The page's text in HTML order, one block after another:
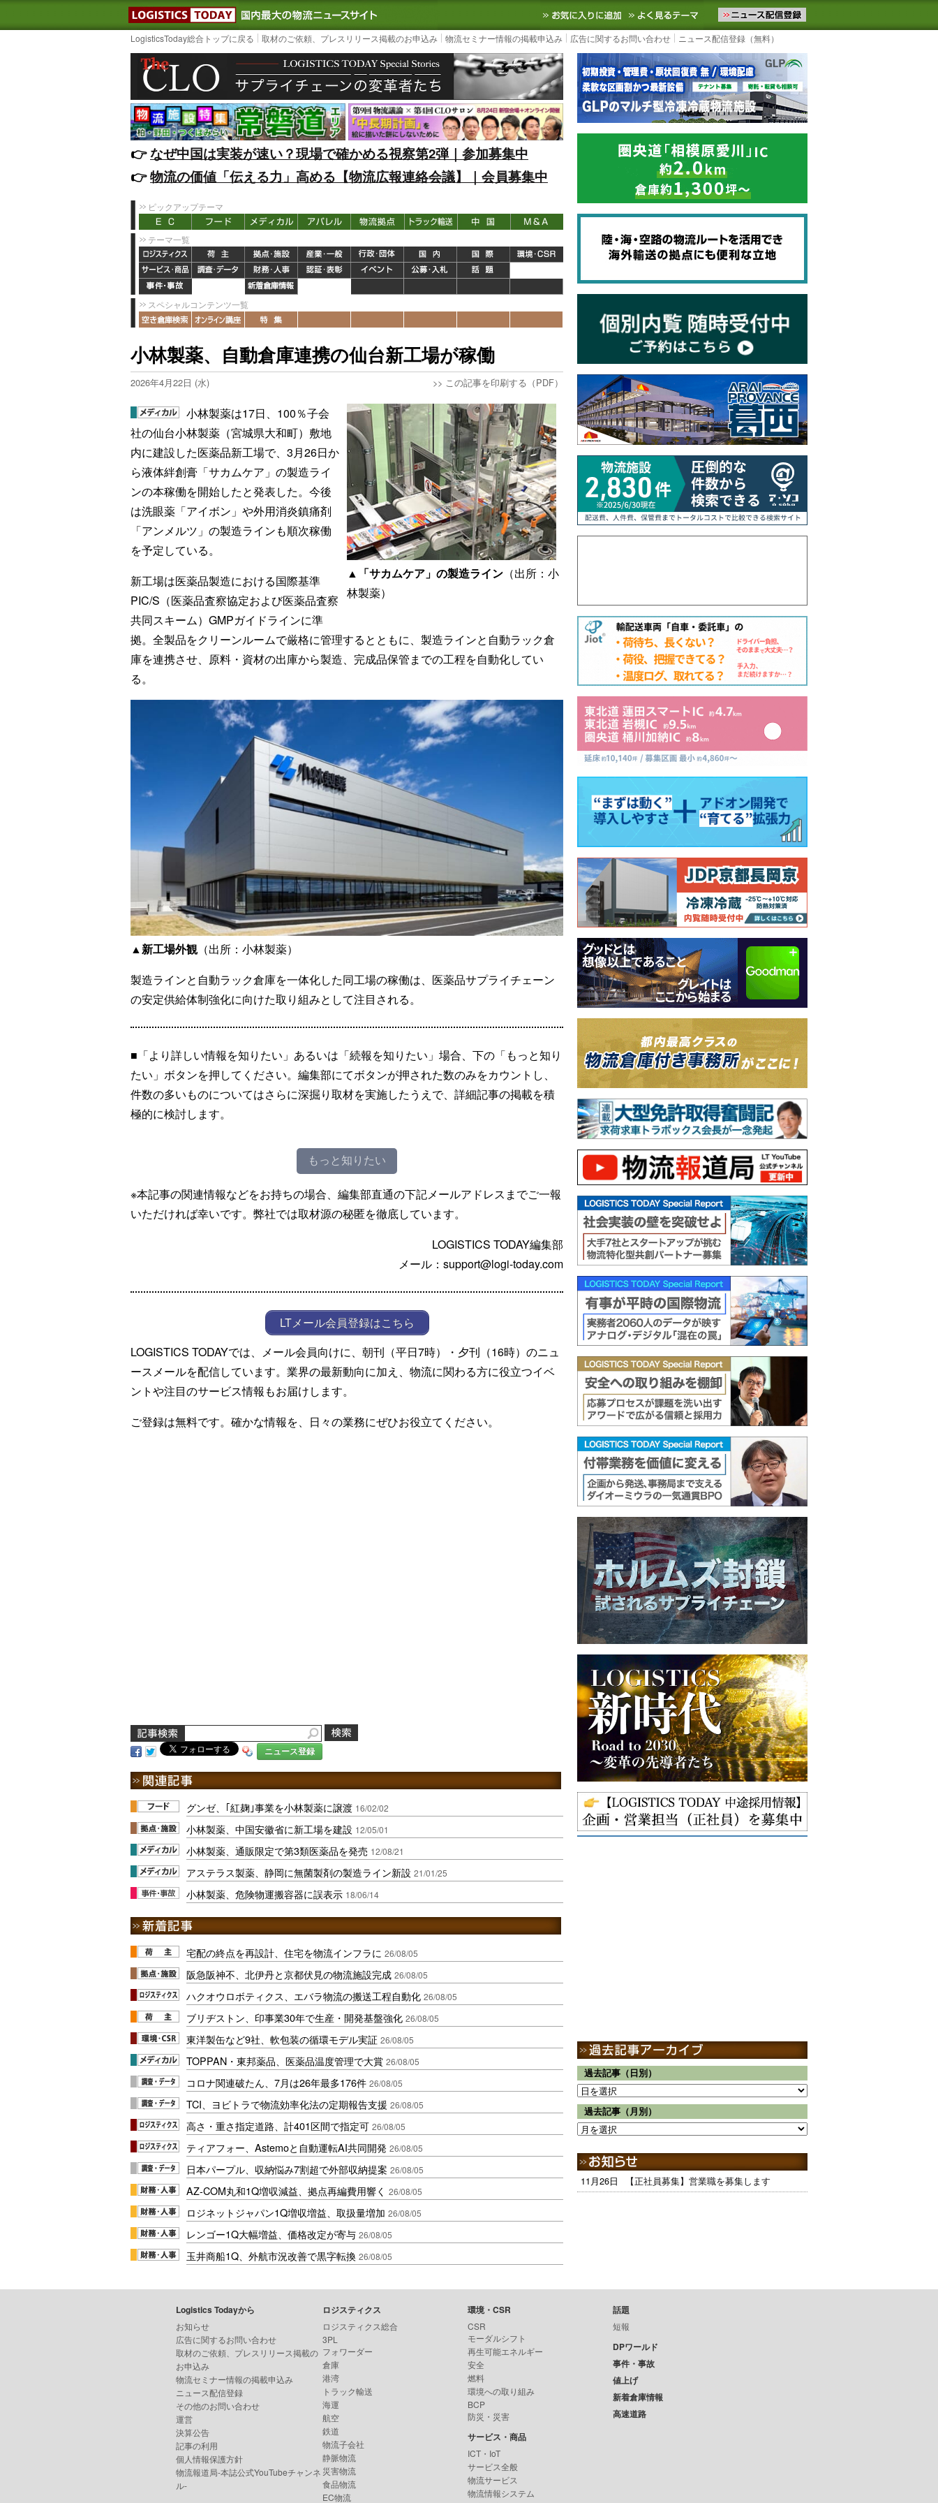
LOGISTICS TODAY｜国内最大の物流ニュースサイト3PL, SCMなど国内外の最新の物流ニュースをお届けします。物流ニュースメール配信を登録す
お気に入りに追加 よく見るテーマ
LogisticsToday総合トップに戻る 取材のご依頼、プレスリリース掲載のお申込み 物流セミナー情報の掲載申込み 広告に関するお問い合わせ ニュース配信登録（無料）
👉️なぜ中国は実装が速い？現場で確かめる視察第2弾｜参加募集中
👉️物流の価値「伝える力」高める【物流広報連絡会議】｜会員募集中
ピックアップテーマ
テーマ一覧
スペシャルコンテンツ一覧
小林製薬、自動倉庫連携の仙台新工場が稼働
2026年4月22日 (水) >> この記事を印刷する（PDF）
▲「サカムケア」の製造ライン （出所：小
林製薬）
小林製薬は17日、100％子会
社の仙台小林製薬（宮城県大和町）敷地
内に建設した医薬品新工場で、3月26日か
ら液体絆創膏「サカムケア」の製造ライ
ンの本稼働を開始したと発表した。今後
は洗眼薬「アイボン」や外用消炎鎮痛剤
「アンメルツ」の製造ラインも順次稼働
を予定している。
新工場は医薬品製造における国際基準
PIC/S（医薬品査察協定および医薬品査察
共同スキーム）GMPガイドラインに準
拠。全製品をクリーンルームで厳格に管理するとともに、製造ラインと自動ラック倉
庫を連携させ、原料・資材の出庫から製造、完成品保管までの工程を自動化してい
る。
▲新工場外観（出所：小林製薬）
製造ラインと自動ラック倉庫を一体化した同工場の稼働は、医薬品サプライチェーン
の安定供給体制強化に向けた取り組みとして注目される。
■「より詳しい情報を知りたい」あるいは「続報を知りたい」場合、下の「もっと知り
たい」ボタンを押してください。編集部にてボタンが押された数のみをカウントし、
件数の多いものについてはさらに深掘り取材を実施したうえで、詳細記事の掲載を積
極的に検討します。
もっと知りたい
※本記事の関連情報などをお持ちの場合、編集部直通の下記メールアドレスまでご一報
いただければ幸いです。弊社では取材源の秘匿を徹底しています。
LOGISTICS TODAY編集部
メール：support@logi-today.com
LTメール会員登録はこちら
LOGISTICS TODAYでは、メール会員向けに、朝刊（平日7時）・夕刊（16時）のニュ
ースメールを配信しています。業界の最新動向に加え、物流に関わる方に役立つイベ
ントや注目のサービス情報もお届けします。
ご登録は無料です。確かな情報を、日々の業務にぜひお役立てください。
ニュース登録
グンゼ、｢紅麹｣事業を小林製薬に譲渡 16/02/02
小林製薬、中国安徽省に新工場を建設 12/05/01
小林製薬、通販限定で第3類医薬品を発売 12/08/21
アステラス製薬、静岡に無菌製剤の製造ライン新設 21/01/25
小林製薬、危険物運搬容器に誤表示 18/06/14
宅配の終点を再設計、住宅を物流インフラに 26/08/05
阪急阪神不、北伊丹と京都伏見の物流施設完成 26/08/05
ハクオウロボティクス、エバラ物流の搬送工程自動化 26/08/05
ブリヂストン、印事業30年で生産・開発基盤強化 26/08/05
東洋製缶など9社、軟包装の循環モデル実証 26/08/05
TOPPAN・東邦薬品、医薬品温度管理で大賞 26/08/05
コロナ関連破たん、7月は26年最多176件 26/08/05
TCI、ヨビトラで物流効率化法の定期報告支援 26/08/05
高さ・重さ指定道路、計401区間で指定可 26/08/05
ティアフォー、Astemoと自動運転AI共同開発 26/08/05
日本パープル、収納悩み7割超で外部収納提案 26/08/05
AZ-COM丸和1Q増収減益、拠点再編費用響く 26/08/05
ロジネットジャパン1Q増収増益、取扱量増加 26/08/05
レンゴー1Q大幅増益、価格改定が寄与 26/08/05
玉井商船1Q、外航市況改善で黒字転換 26/08/05
過去記事（日別）
過去記事（月別）
11月26日 【正社員募集】営業職を募集します
Logistics Todayから
お知らせ
広告に関するお問い合わせ
取材のご依頼、プレスリリース掲載の
お申込み
物流セミナー情報の掲載申込み
ニュース配信登録
その他のお問い合わせ
運営
決算公告
記事の利用
個人情報保護方針
物流報道局-本誌公式YouTubeチャンネ
ル-
ロジスティクス
ロジスティクス総合
3PL
フォワーダー
倉庫
港湾
トラック輸送
海運
航空
鉄道
物流子会社
静脈物流
災害物流
食品物流
EC物流
環境・CSR
CSR
モーダルシフト
再生可能エネルギー
安全
燃料
環境への取り組み
BCP
防災・災害
サービス・商品
ICT・IoT
サービス全般
物流サービス
物流情報システム
話題
短報
DPワールド
事件・事故
値上げ
新着倉庫情報
高速道路